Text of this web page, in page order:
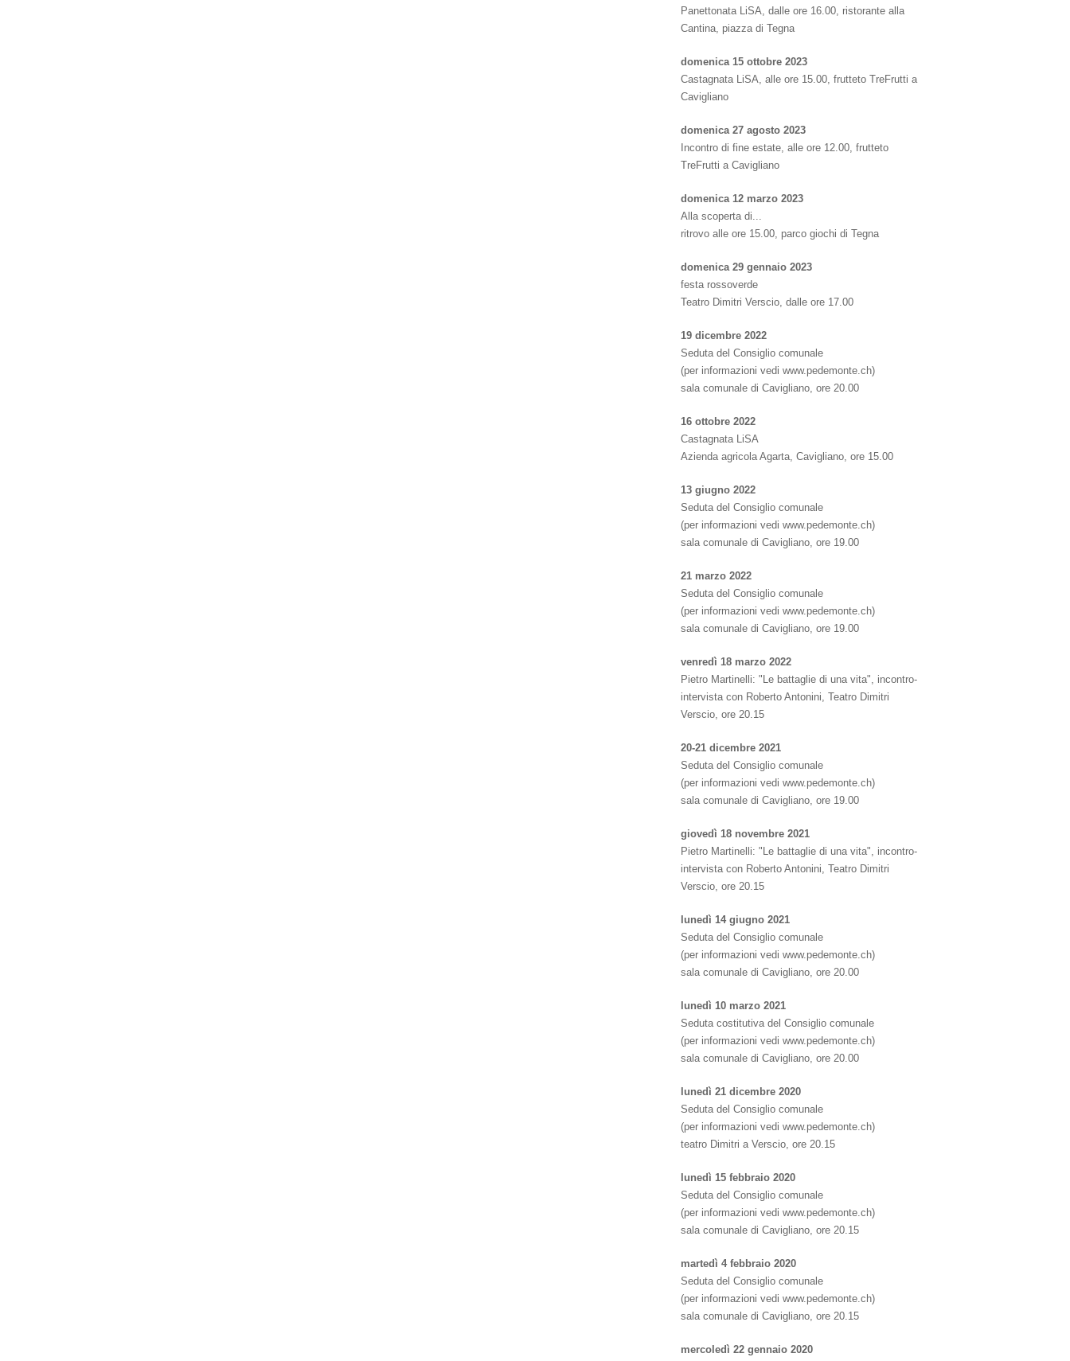
Panettonata LiSA, dalle ore 16.00, ristorante alla
Cantina, piazza di Tegna
domenica 15 ottobre 2023
Castagnata LiSA, alle ore 15.00, frutteto TreFrutti a
Cavigliano
domenica 27 agosto 2023
Incontro di fine estate, alle ore 12.00, frutteto
TreFrutti a Cavigliano
domenica 12 marzo 2023
Alla scoperta di...
ritrovo alle ore 15.00, parco giochi di Tegna
domenica 29 gennaio 2023
festa rossoverde
Teatro Dimitri Verscio, dalle ore 17.00
19 dicembre 2022
Seduta del Consiglio comunale
(per informazioni vedi www.pedemonte.ch)
sala comunale di Cavigliano, ore 20.00
16 ottobre 2022
Castagnata LiSA
Azienda agricola Agarta, Cavigliano, ore 15.00
13 giugno 2022
Seduta del Consiglio comunale
(per informazioni vedi www.pedemonte.ch)
sala comunale di Cavigliano, ore 19.00
21 marzo 2022
Seduta del Consiglio comunale
(per informazioni vedi www.pedemonte.ch)
sala comunale di Cavigliano, ore 19.00
venredì 18 marzo 2022
Pietro Martinelli: "Le battaglie di una vita", incontro-
intervista con Roberto Antonini, Teatro Dimitri
Verscio, ore 20.15
20-21 dicembre 2021
Seduta del Consiglio comunale
(per informazioni vedi www.pedemonte.ch)
sala comunale di Cavigliano, ore 19.00
giovedì 18 novembre 2021
Pietro Martinelli: "Le battaglie di una vita", incontro-
intervista con Roberto Antonini, Teatro Dimitri
Verscio, ore 20.15
lunedì 14 giugno 2021
Seduta del Consiglio comunale
(per informazioni vedi www.pedemonte.ch)
sala comunale di Cavigliano, ore 20.00
lunedì 10 marzo 2021
Seduta costitutiva del Consiglio comunale
(per informazioni vedi www.pedemonte.ch)
sala comunale di Cavigliano, ore 20.00
lunedì 21 dicembre 2020
Seduta del Consiglio comunale
(per informazioni vedi www.pedemonte.ch)
teatro Dimitri a Verscio, ore 20.15
lunedì 15 febbraio 2020
Seduta del Consiglio comunale
(per informazioni vedi www.pedemonte.ch)
sala comunale di Cavigliano, ore 20.15
martedì 4 febbraio 2020
Seduta del Consiglio comunale
(per informazioni vedi www.pedemonte.ch)
sala comunale di Cavigliano, ore 20.15
mercoledì 22 gennaio 2020